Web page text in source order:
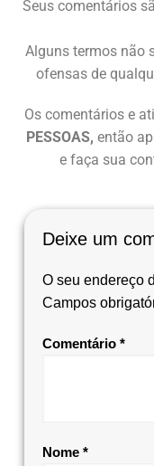
Seus comentários
Alguns termos não
ofensas de
Os comentários e
PESSOAS, então
e faça sua
Deixe um
O seu endereço
Campos
Comentário *
Nome *